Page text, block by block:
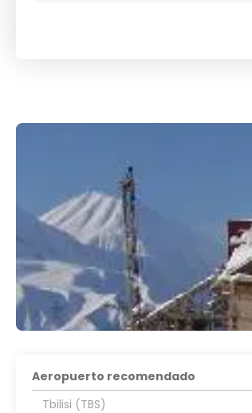
Aeropuerto recomendado
Tbilisi (TBS)